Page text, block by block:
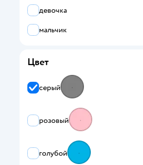
девочка
мальчик
Цвет
серый
розовый
голубой